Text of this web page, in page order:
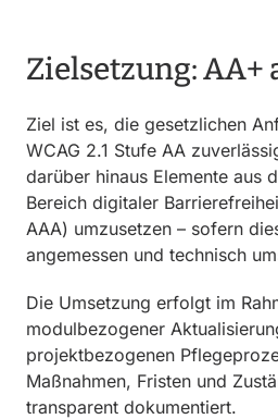
Zielsetzung: AA+
Ziel ist es, die gesetzlichen
WCAG 2.1 Stufe AA
darüber hinaus Elemente aus
Bereich digitaler
AAA) umzusetzen – sofern
angemessen und technisch
Die Umsetzung erfolgt im
modulbezogener
projektbezogenen
Maßnahmen, Fristen und
transparent dokumentiert.